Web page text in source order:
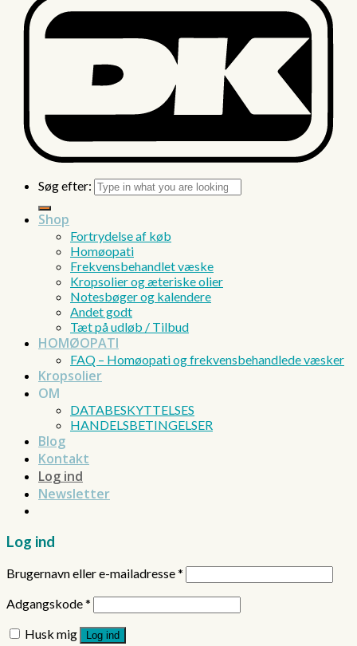
Søg efter:
Shop
Fortrydelse af køb
Homøopati
Frekvensbehandlet væske
Kropsolier og æteriske olier
Notesbøger og kalendere
Andet godt
Tæt på udløb / Tilbud
HOMØOPATI
FAQ – Homøopati og frekvensbehandlede væsker
Kropsolier
OM
DATABESKYTTELSES
HANDELSBETINGELSER
Blog
Kontakt
Log ind
Newsletter
Log ind
Brugernavn eller e-mailadresse*
Adgangskode*
Husk mig
Log ind